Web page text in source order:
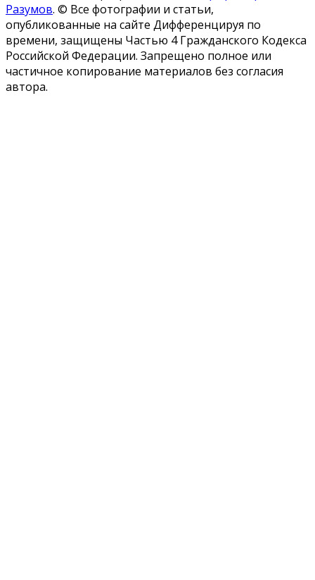
Разумов. © Все фотографии и статьи,
опубликованные на сайте Дифференцируя по
времени, защищены Частью 4 Гражданского Кодекса
Российской Федерации. Запрещено полное или
частичное копирование материалов без согласия
автора.